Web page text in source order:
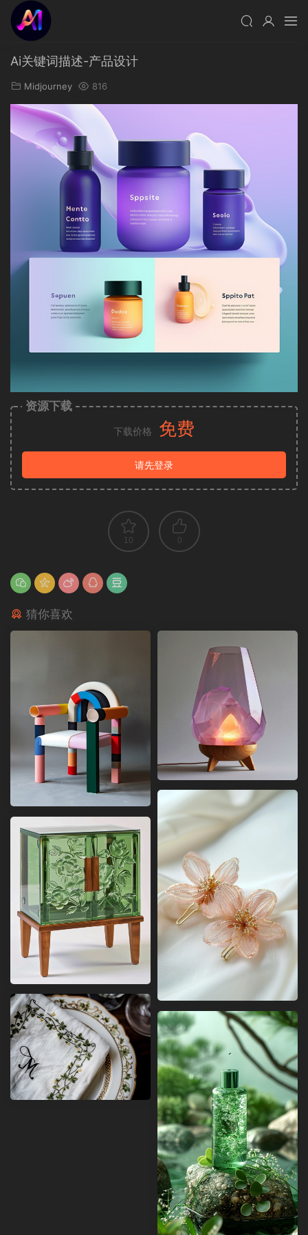
Ai关键词描述-产品设计
Midjourney 816
资源下载
下载价格 免费
请先登录
10 0
猜你喜欢